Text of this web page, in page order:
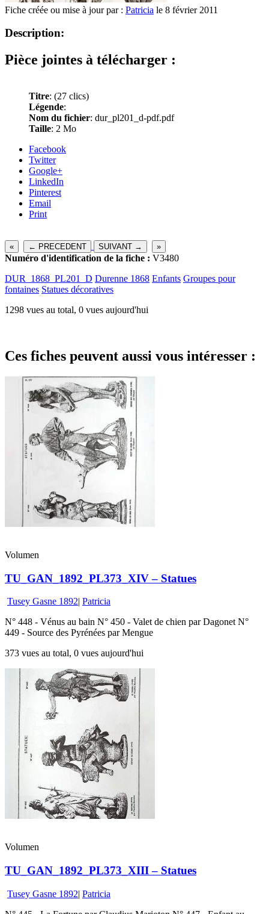
Fiche créée ou mise à jour par : Patricia le 8 février 2011
Description:
Pièce jointes à télécharger :
Titre: (27 clics)
Légende:
Nom du fichier: dur_pl201_d-pdf.pdf
Taille: 2 Mo
Facebook
Twitter
Google+
LinkedIn
Pinterest
Email
Print
« ← PRECEDENT SUIVANT → »
Numéro d'identification de la fiche : V3480
DUR_1868_PL201_D Durenne 1868 Enfants Groupes pour
fontaines Statues décoratives
1298 vues au total, 0 vues aujourd'hui
Ces fiches peuvent aussi vous intéresser :
Volumen
TU_GAN_1892_PL373_XIV – Statues
Tusey Gasne 1892| Patricia
N° 448 - Vénus au bain N° 450 - Valet de chien par Dagonet N°
449 - Source des Pyrénées par Mengue
373 vues au total, 0 vues aujourd'hui
Volumen
TU_GAN_1892_PL373_XIII – Statues
Tusey Gasne 1892| Patricia